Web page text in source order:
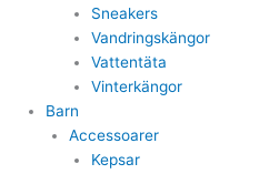
Sneakers
Vandringskängor
Vattentäta
Vinterkängor
Barn
Accessoarer
Kepsar